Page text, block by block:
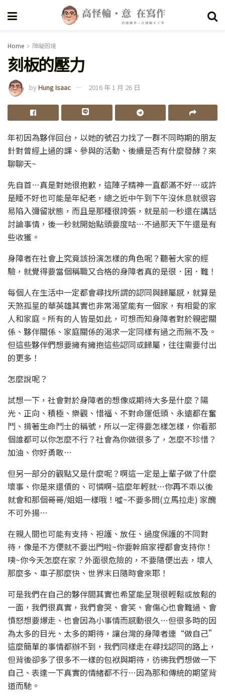
Home 障礙困境
刻板的壓力
byHung Isaac 2016 年 1 月 26 日
年初因為夥伴回台，以她的號召力找了一群不同時期的朋友
針對曾經上過的課、參與的活動、後續是否有什麼發酵？來
聊聊天~
先自首…真是對她很抱歉，這陣子精神一直都滿不好…或許
是睡不好也可能是年紀老，總之近中午到下午沒休息就很容
易陷入彌留狀態，而且是那種很誇張，就是前一秒還在講話
討論事情，後一秒就開始點頭要度咕…不過那天下午還是有
些收獲。
身障者在社會上究竟該扮演怎樣的角色呢？聽著大家的經
驗，就覺得要當個稱職又合格的身障者真的是很．困．難！
每個人在生活中一定都會尋找所謂的認同與歸屬感，就算是
天煞孤星的華英雄其實也非常渴望能有一個家，有相愛的家
人和家庭。所有的人皆是如此，可想而知身障者對於親密關
係、夥伴關係、家庭關係的渴求一定同樣有過之而無不及。
但這些夥伴們想要擁有擁抱這些認同或歸屬，往往需要付出
的更多！
怎麼說呢？
試想一下，社會對於身障者的想像或期待大多是什麼？陽
光、正向、積極、樂觀、惜福、不對命運低頭、永遠都在奮
鬥、揹著生命鬥士的稱號，所以一定得要怎樣怎樣，你看那
個誰都可以你怎麼不行？社會為你做很多了，怎麼不珍惜？
加油、你好勇敢…
但另一部分的觀點又是什麼呢？啊這一定是上輩子做了什麼
壞事、你是來還債的、可憐啊~這麼年輕就…你再不乖以後
就會和那個哥哥/姐姐一樣哦！噓~不要多問(立馬拉走) 家醜
不可外揚…
在親人間也可能有支持、袒護、放任、過度保護的不同對
待，像是不方便就不要出門啦~你要幹麻家裡都會支持你！
咦~你今天怎麼在家？外面很危險的，不要隨便出去，壞人
那麼多、車子那麼快、世界末日隨時會來耶！
可是我們在自己的夥伴間其實也希望能呈現很輕鬆或放鬆的
一面，我們很真實，我們會哭、會笑、會傷心也會難過、會
憤怒想要爆走、也會因為小事情而感動很久…但很多時的因
為太多的目光、太多的期待，讓台灣的身障者連“做自己”
這麼簡單的事情都辦不到，我們同樣走在尋找認同的路上，
但背後卻多了很多不一樣的包袱與期待，彷彿我們想做一下
自己、表達一下真實的情緒都不行…因為那和傳統的期望背
道而馳。